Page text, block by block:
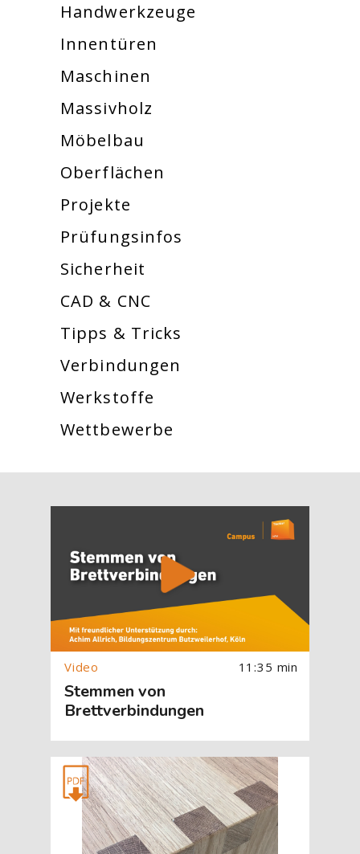
Handwerkzeuge
Innentüren
Maschinen
Massivholz
Möbelbau
Oberflächen
Projekte
Prüfungsinfos
Sicherheit
CAD & CNC
Tipps & Tricks
Verbindungen
Werkstoffe
Wettbewerbe
[Cocoon] About (Text with Image) überspringen
11:35 min
Stemmen von
Brettverbindungen
[Cocoon] About (Text with Image) überspringen